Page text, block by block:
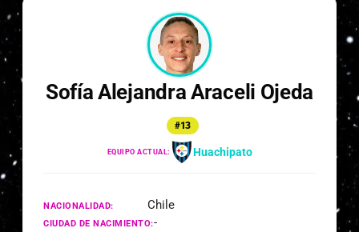
Sofía Alejandra Araceli Ojeda
#13
EQUIPO ACTUAL: Huachipato
NACIONALIDAD: Chile
CIUDAD DE NACIMIENTO:-